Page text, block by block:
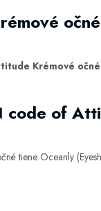
Krémové
of
tiene Oceanly